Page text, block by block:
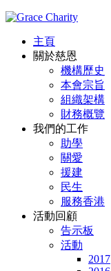
主頁
關於慈恩
機構歷史
本會宗旨
組織架構
財務概覽
我們的工作
助學
關愛
援建
民生
服務香港
活動回顧
告示板
活動
2017